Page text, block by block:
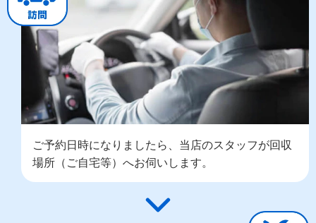
ご予約日時になりましたら、当店のスタッフが回収
場所（ご自宅等）へお伺いします。